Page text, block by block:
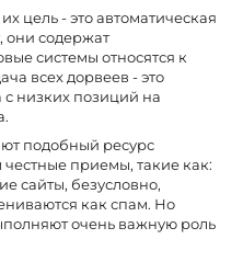
их цель - это автоматическая
они содержат
системы относятся к
всех дорвеев - это
низких позиций на
подобный ресурс
приемы, такие как:
сайты, безусловно,
как спам. Но
очень важную роль